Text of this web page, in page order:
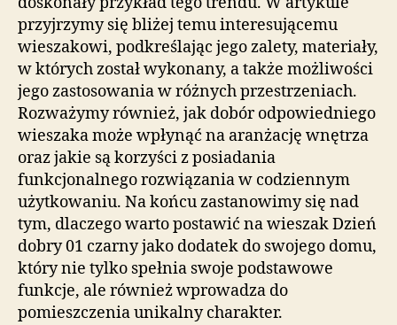
przyjrzymy się bliżej temu interesującemu
wieszakowi, podkreślając jego zalety, materiały,
w których został wykonany, a także możliwości
jego zastosowania w różnych przestrzeniach.
Rozważymy również, jak dobór odpowiedniego
wieszaka może wpłynąć na aranżację wnętrza
oraz jakie są korzyści z posiadania
funkcjonalnego rozwiązania w codziennym
użytkowaniu. Na końcu zastanowimy się nad
tym, dlaczego warto postawić na wieszak Dzień
dobry 01 czarny jako dodatek do swojego domu,
który nie tylko spełnia swoje podstawowe
funkcje, ale również wprowadza do
pomieszczenia unikalny charakter.